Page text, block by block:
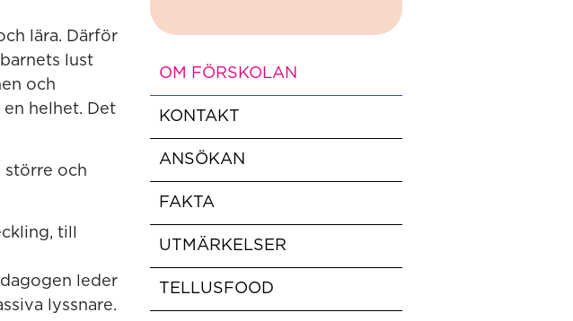
lära. Därför
lust
och
helhet. Det
större och
till
leder
lyssnare.
OM FÖRSKOLAN
KONTAKT
ANSÖKAN
FAKTA
UTMÄRKELSER
TELLUSFOOD